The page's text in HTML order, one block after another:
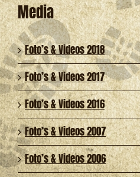
Media
Foto’s & Videos 2018
Foto’s & Videos 2017
Foto’s & Videos 2016
Foto’s & Videos 2007
Foto’s & Videos 2006